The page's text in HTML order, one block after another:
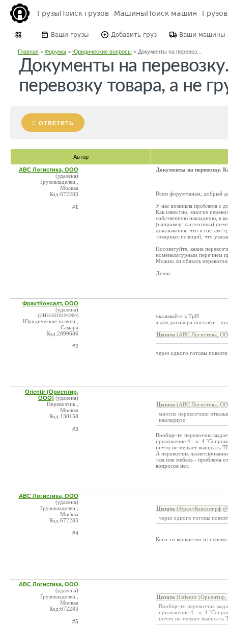
ГрузыПоиск грузов МашиныПоиск машин
Ваши грузы Добавить груз Ваши машины
Главная> Форумы> Юридические вопросы> Документы на перевоз...
Документы на
перевозку товара, а не
ОТВЕТИТЬ
Автор
АВС Логистика, ООО
(удалена)
Грузовладелец ,
Москва
Код:672283
#1
Документы на перевозку.
Всем форумчанам, добрый
У нас возникла проблема с
Как известно, многие
собственную накладную, в
(например: сантехника)
доказывания, что в составе
товарных позиций, что
Посоветуйте, какие
номенклатурным перечнем
Можно ли обязать
Денис
ФрахтКонсалт, ООО
(удалена)
(ИНН:6318191904)
Юридические услуги ,
Самара
Код:2899686
#2
указывайте в ТрН
а для договора поставки -
Цитата (АВС Логистика,
через одного готовы повезти
Orientir (Ориентир,
ООО) (удалена)
Перевозчик ,
Москва
Код:130158
#3
Цитата (АВС Логистика,
многие перевозчики
накладную
Вообще-то перевозчик
приложение 4 - п. 4
ничто не мешает выписать
А перевозчик
там или мебель - проблема
вопросов нет.
АВС Логистика, ООО
(удалена)
Грузовладелец ,
Москва
Код:672283
#4
Цитата (ФрахтКонсалт.рф
через одного готовы
Кого-то конкретно из
АВС Логистика, ООО
(удалена)
Грузовладелец ,
Москва
Код:672283
#5
Цитата (Orientir
Вообще-то перевозчик
приложение 4 - п. 4
ничто не мешает выписать